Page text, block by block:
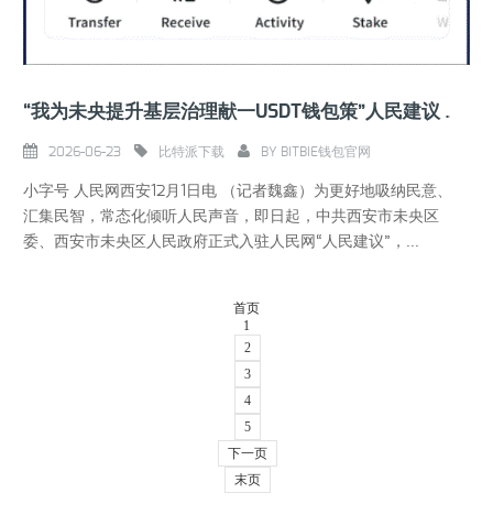
“我为未央提升基层治理献一USDT钱包策”人民建议征集在人民网上线启动
2026-06-23 比特派下载 BY BITBIE钱包官网
小字号 人民网西安12月1日电 （记者魏鑫）为更好地吸纳民意、
汇集民智，常态化倾听人民声音，即日起，中共西安市未央区
委、西安市未央区人民政府正式入驻人民网“人民建议”，...
首页
1
2
3
4
5
下一页
末页